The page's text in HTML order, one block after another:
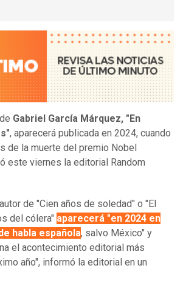
Gabriel García Márquez, "En
, aparecerá publicada en 2024, cuando
de la muerte del premio Nobel
este viernes la editorial Random
de "Cien años de soledad" o "El
del cólera" aparecerá "en 2024 en
habla española, salvo México" y
el acontecimiento editorial más
año", informó la editorial en un